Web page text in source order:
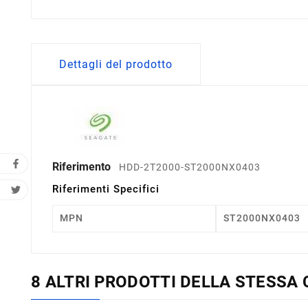
Dettagli del prodotto
Riferimento HDD-2T2000-ST2000NX0403
Riferimenti Specifici
MPN ST2000NX0403
8 ALTRI PRODOTTI DELLA STESSA